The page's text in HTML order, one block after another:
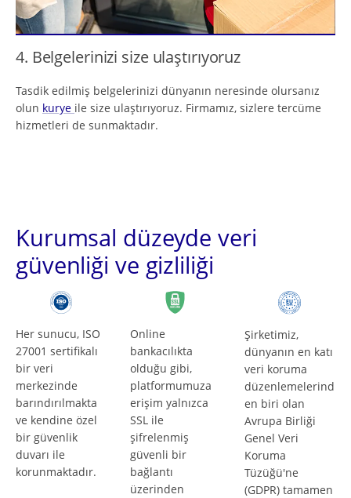
4. Belgelerinizi size ulaştırıyoruz
Tasdik edilmiş belgelerinizi dünyanın neresinde olursanız
olun kurye ile size ulaştırıyoruz. Firmamız, sizlere tercüme
hizmetleri de sunmaktadır.
Kurumsal düzeyde veri
güvenliği ve gizliliği
Her sunucu, ISO
27001 sertifikalı
bir veri
merkezinde
barındırılmakta
ve kendine özel
bir güvenlik
duvarı ile
korunmaktadır.
Online
bankacılıkta
olduğu gibi,
platformumuza
erişim yalnızca
SSL ile
şifrelenmiş
güvenli bir
bağlantı
üzerinden
Şirketimiz,
dünyanın en katı
veri koruma
düzenlemelerind
en biri olan
Avrupa Birliği
Genel Veri
Koruma
Tüzüğü'ne
(GDPR) tamamen